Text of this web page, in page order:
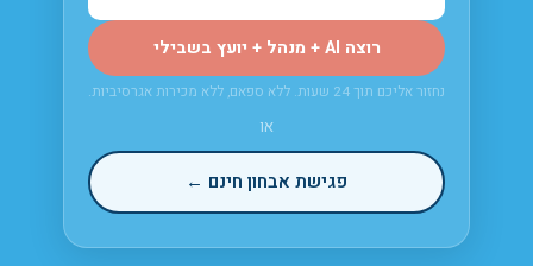
רוצה AI + מנהל + יועץ בשבילי
נחזור אליכם תוך 24 שעות. ללא ספאם, ללא מכירות אגרסיביות.
או
פגישת אבחון חינם ←